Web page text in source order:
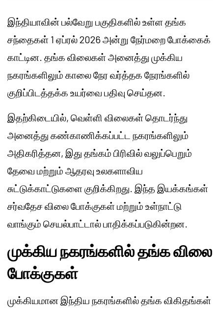
இந்தியாவின் பல்வேறு பகுதிகளில் உள்ள தங்க
சந்தைகள் 1 ஏப்ரல் 2026 அன்று நேர்மறை போக்கைக்
காட்டின. தங்க விலைகள் அனைத்து முக்கிய
நகரங்களிலும் காலை நேர வர்த்தக நேரங்களில்
குறிப்பிடத்தக்க உயர்வை பதிவு செய்தன.
இதற்கிடையில், வெள்ளி விலைகள் தொடர்ந்து
அனைத்து கண்காணிக்கப்பட்ட நகரங்களிலும்
அதிகரித்தன, இது தங்கம் பிரிவில் வலுப்பெறும்
தேவை மற்றும் ஆதரவு உலகளாவிய
சுட்டுக்காட்டுகளை குறிக்கிறது. இந்த இயக்கங்கள்
சர்வதேச விலை போக்குகள் மற்றும் உள்நாட்டு
வாங்கும் செயல்பாட்டால் பாதிக்கப்படுகின்றன.
முக்கிய நகரங்களில் தங்க விலை
போக்குகள்
முக்கியமான இந்திய நகரங்களில் தங்க விகிதங்கள்